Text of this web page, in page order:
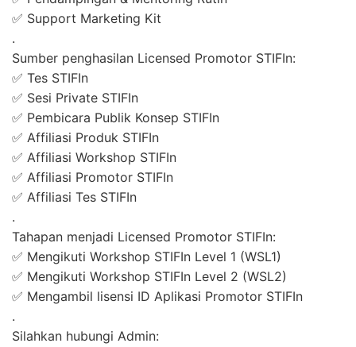
✅ Support Marketing Kit
.
Sumber penghasilan Licensed Promotor STIFIn:
✅ Tes STIFIn
✅ Sesi Private STIFIn
✅ Pembicara Publik Konsep STIFIn
✅ Affiliasi Produk STIFIn
✅ Affiliasi Workshop STIFIn
✅ Affiliasi Promotor STIFIn
✅ Affiliasi Tes STIFIn
.
Tahapan menjadi Licensed Promotor STIFIn:
✅ Mengikuti Workshop STIFIn Level 1 (WSL1)
✅ Mengikuti Workshop STIFIn Level 2 (WSL2)
✅ Mengambil lisensi ID Aplikasi Promotor STIFIn
.
Silahkan hubungi Admin: